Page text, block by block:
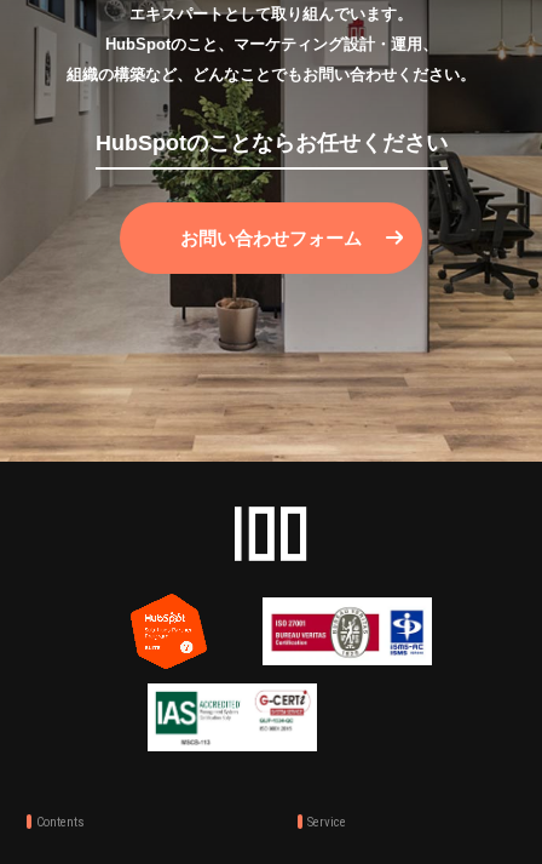
エキスパートとして取り組んでいます。
HubSpotのこと、マーケティング設計・運用、
組織の構築など、どんなことでもお問い合わせください。
HubSpotのことならお任せください
お問い合わせフォーム
Contents Service